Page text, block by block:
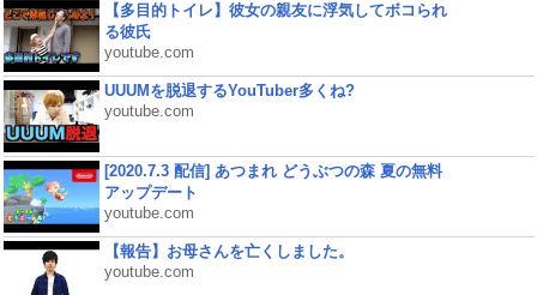
【多目的トイレ】彼女の親友に浮気してボコられ
る彼氏
youtube.com
UUUMを脱退するYouTuber多くね?
youtube.com
[2020.7.3 配信] あつまれ どうぶつの森 夏の無料
アップデート
youtube.com
【報告】お母さんを亡くしました。
youtube.com